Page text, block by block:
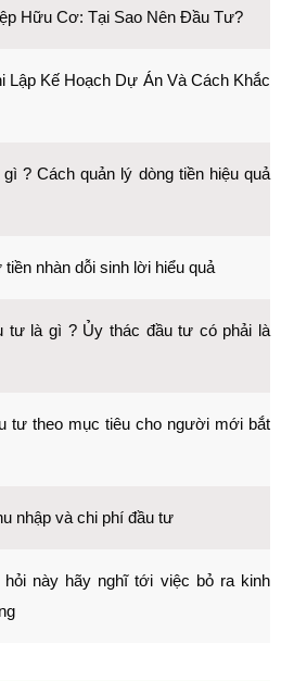
Hữu Cơ: Tại Sao Nên Đầu Tư?
Lập Kế Hoạch Dự Án Và Cách Khắc
? Cách quản lý dòng tiền hiệu quả
nhàn dỗi sinh lời hiểu quả
tư là gì ? Ủy thác đầu tư có phải là
tư theo mục tiêu cho người mới bắt
nhập và chi phí đầu tư
này hãy nghĩ tới việc bỏ ra kinh